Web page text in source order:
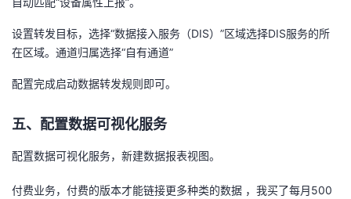
设置转发目标，选择“数据接入服务（DIS） ”区域选择DIS服务的所
在区域。通道归属选择“自有通道”
配置完成启动数据转发规则即可。
五、配置数据可视化服务
配置数据可视化服务，新建数据报表视图。
付费业务，付费的版本才能链接更多种类的数据 ，我买了每月500